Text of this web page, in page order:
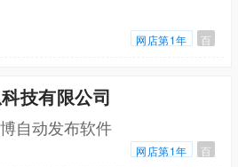
网店第1年 百
技有限公司
自动发布软件
网店第1年 百